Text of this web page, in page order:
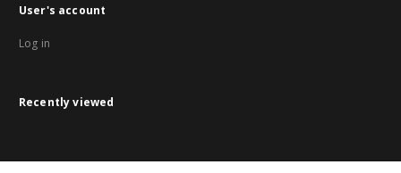
User's account
Log in
Recently viewed